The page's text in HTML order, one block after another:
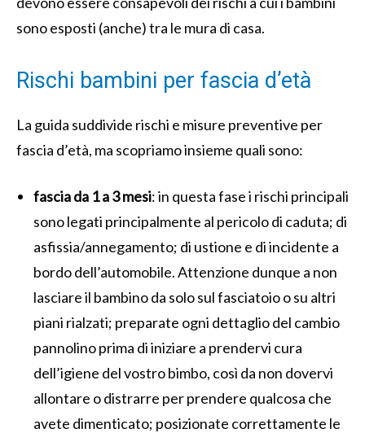
sono esposti (anche) tra le mura di casa.
Rischi bambini per fascia d’età
La guida suddivide rischi e misure preventive per
fascia d’età, ma scopriamo insieme quali sono:
fascia da 1 a 3 mesi: in questa fase i rischi principali
sono legati principalmente al pericolo di caduta; di
asfissia/annegamento; di ustione e di incidente a
bordo dell’automobile. Attenzione dunque a non
lasciare il bambino da solo sul fasciatoio o su altri
piani rialzati; preparate ogni dettaglio del cambio
pannolino prima di iniziare a prendervi cura
dell’igiene del vostro bimbo, così da non dovervi
allontare o distrarre per prendere qualcosa che
avete dimenticato; posizionate correttamente le